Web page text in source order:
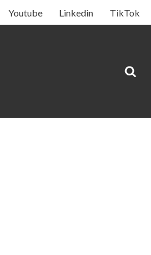
Youtube Linkedin TikTok